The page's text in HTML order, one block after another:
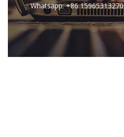
Whatsapp: +86 15965313270